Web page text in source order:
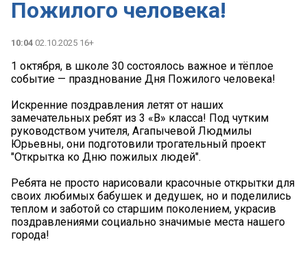
Пожилого человека!
10:04 02.10.2025 16+
1 октября, в школе 30 состоялось важное и тёплое
событие — празднование Дня Пожилого человека!
Искренние поздравления летят от наших
замечательных ребят из 3 «В» класса! Под чутким
руководством учителя, Агапычевой Людмилы
Юрьевны, они подготовили трогательный проект
"Открытка ко Дню пожилых людей".
Ребята не просто нарисовали красочные открытки для
своих любимых бабушек и дедушек, но и поделились
теплом и заботой со старшим поколением, украсив
поздравлениями социально значимые места нашего
города!